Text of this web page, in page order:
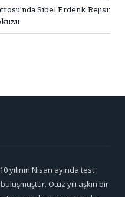
Sibel Erdenk Rejisi:
yılının Nisan ayında test
Otuz yılı aşkın bir